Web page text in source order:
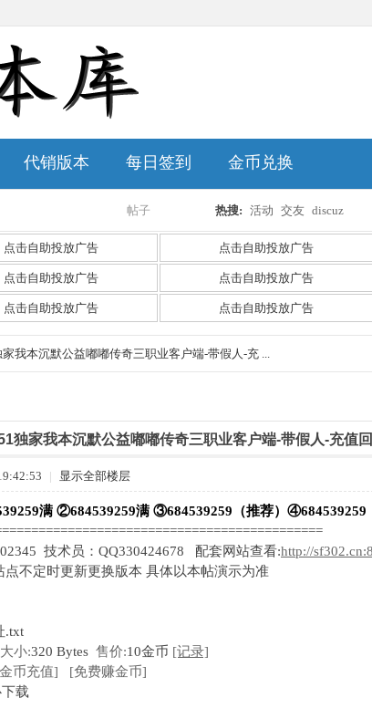
代销版本 每日签到 金币兑换
帖子
搜
热搜: 活动 交友 discuz
点击自助投放广告 点击自助投放广告
点击自助投放广告 点击自助投放广告
点击自助投放广告 点击自助投放广告
家我本沉默公益嘟嘟传奇三职业客户端-带假人-充 ...
独家我本沉默公益嘟嘟传奇三职业客户端-带假人-充值
| 显示全部楼层
满 ②684539259满 ③684539259（推荐）④684539259
技术员：QQ330424678 配套网站查看:http://
点不定时更新更换版本 具体以本帖演示为准
.txt
小:320 Bytes 售价:10金币 [记录]
币充值]
[免费赚金币]
载